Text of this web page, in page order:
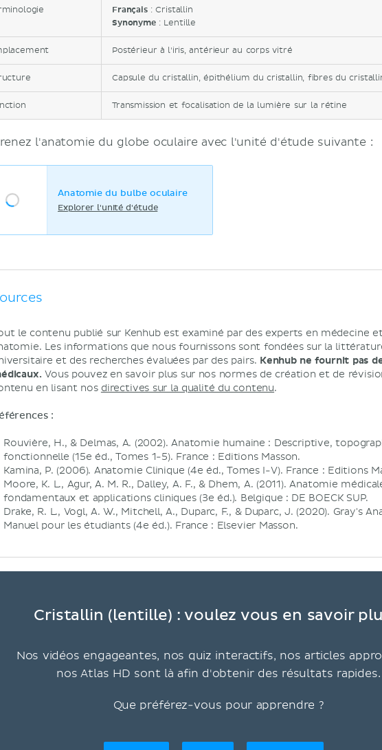
Français: Cristallin
Synonyme: Lentille
Postérieur à l'iris, antérieur au corps vitré
Capsule du cristallin, épithélium du cristallin, fibres du
Transmission et focalisation de la lumière sur la rétine
l'anatomie du globe oculaire avec l'unité d'étude suivante :
Anatomie du bulbe oculaire
Explorer l'unité d'étude
le contenu publié sur Kenhub est examiné par des experts en médecine
Les informations que nous fournissons sont fondées sur la
et des recherches évaluées par des pairs. Kenhub ne fournit pas
Vous pouvez en savoir plus sur nos normes de création et de
en lisant nos directives sur la qualité du contenu.
:
Rouvière, H., & Delmas, A. (2002). Anatomie humaine : Descriptive,
fonctionnelle (15e éd., Tomes 1-5). France : Editions Masson.
Kamina, P. (2006). Anatomie Clinique (4e éd., Tomes I-V). France : Editions
Moore, K. L., Agur, A. M. R., Dalley, A. F., & Dhem, A. (2011). Anatomie
fondamentaux et applications cliniques (3e éd.). Belgique : DE BOECK SUP.
Drake, R. L., Vogl, A. W., Mitchell, A., Duparc, F., & Duparc, J. (2020). Gray's
Manuel pour les étudiants (4e éd.). France : Elsevier Masson.
Cristallin (lentille) : voulez vous en savoir
Nos vidéos engageantes, nos quiz interactifs, nos articles
nos Atlas HD sont là afin d'obtenir des résultats rapides.
Que préférez-vous pour apprendre ?